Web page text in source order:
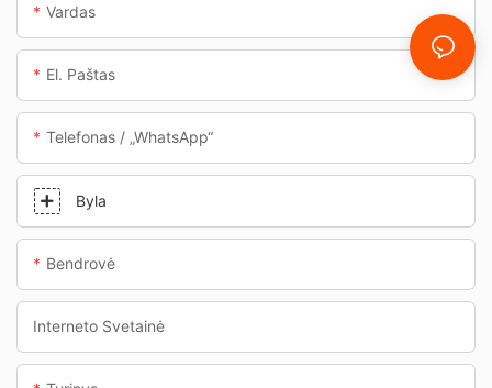
Vardas
El. Paštas
Telefonas / „WhatsApp“
Byla
Bendrovė
Interneto Svetainė